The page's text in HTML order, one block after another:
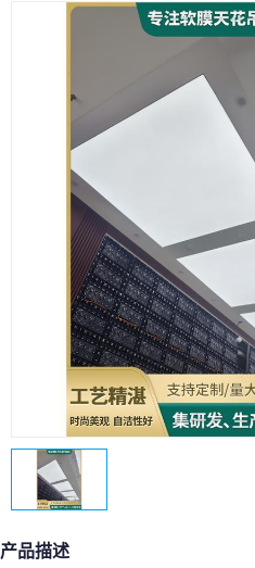
产品描述